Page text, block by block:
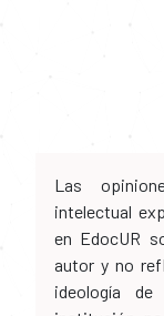
en EdocUR
autor y no
ideología
institución
contenido